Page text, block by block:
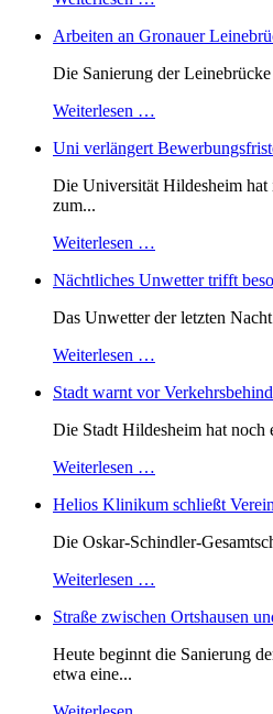
Arbeiten an Gronauer
Die Sanierung der
Weiterlesen …
Uni verlängert
Die Universität Hildesheim hat
zum...
Weiterlesen …
Nächtliches Unwetter trifft
Das Unwetter der letzten
Weiterlesen …
Stadt warnt vor
Die Stadt Hildesheim hat noch
Weiterlesen …
Helios Klinikum schließt
Die Oskar-Schindler-
Weiterlesen …
Straße zwischen Ortshausen
Heute beginnt die Sanierung
etwa eine...